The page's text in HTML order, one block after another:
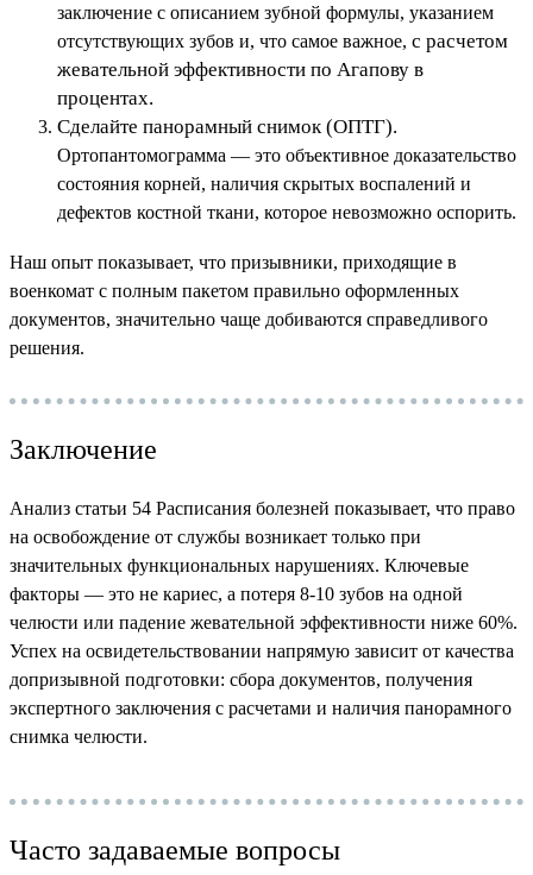
заключение с описанием зубной формулы, указанием
отсутствующих зубов и, что самое важное, с расчетом
жевательной эффективности по Агапову в
процентах.
Сделайте панорамный снимок (ОПТГ).
Ортопантомограмма — это объективное доказательство
состояния корней, наличия скрытых воспалений и
дефектов костной ткани, которое невозможно оспорить.
Наш опыт показывает, что призывники, приходящие в
военкомат с полным пакетом правильно оформленных
документов, значительно чаще добиваются справедливого
решения.
Заключение
Анализ статьи 54 Расписания болезней показывает, что право
на освобождение от службы возникает только при
значительных функциональных нарушениях. Ключевые
факторы — это не кариес, а потеря 8-10 зубов на одной
челюсти или падение жевательной эффективности ниже 60%.
Успех на освидетельствовании напрямую зависит от качества
допризывной подготовки: сбора документов, получения
экспертного заключения с расчетами и наличия панорамного
снимка челюсти.
Часто задаваемые вопросы